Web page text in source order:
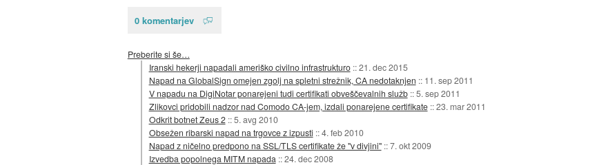
0 komentarjev
Preberite si še…
Iranski hekerji napadali ameriško civilno infrastrukturo ::21. dec 2015
Napad na GlobalSign omejen zgolj na spletni strežnik, CA nedotaknjen :: 11. sep 2011
V napadu na DigiNotar ponarejeni tudi certifikati obveščevalnih služb ::5. sep 2011
Zlikovci pridobili nadzor nad Comodo CA-jem, izdali ponarejene certifikate ::23. mar 2011
Odkrit botnet Zeus 2 ::5. avg 2010
Obsežen ribarski napad na trgovce z izpusti ::4. feb 2010
Napad z ničelno predpono na SSL/TLS certifikate že "v divjini" ::7. okt 2009
Izvedba popolnega MITM napada ::24. dec 2008